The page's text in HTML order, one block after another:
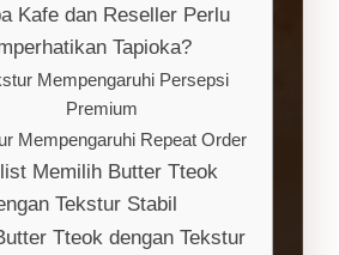
Kafe dan Reseller Perlu
Tapioka?
Mempengaruhi Persepsi
Premium
Mempengaruhi Repeat Order
Memilih Butter Tteok
Tekstur Stabil
Tteok dengan Tekstur